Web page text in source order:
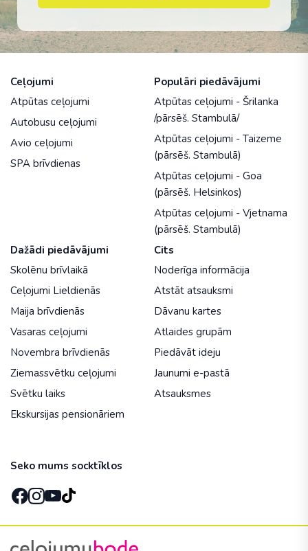
Ceļojumi
Atpūtas ceļojumi
Autobusu ceļojumi
Avio ceļojumi
SPA brīvdienas
Populāri piedāvājumi
Atpūtas ceļojumi - Šrilanka
/pārsēš. Stambulā/
Atpūtas ceļojumi - Taizeme
(pārsēš. Stambulā)
Atpūtas ceļojumi - Goa
(pārsēš. Helsinkos)
Atpūtas ceļojumi - Vjetnama
(pārsēš. Stambulā)
Dažādi piedāvājumi
Skolēnu brīvlaikā
Ceļojumi Lieldienās
Maija brīvdienās
Vasaras ceļojumi
Novembra brīvdienās
Ziemassvētku ceļojumi
Svētku laiks
Ekskursijas pensionāriem
Cits
Noderīga informācija
Atstāt atsauksmi
Dāvanu kartes
Atlaides grupām
Piedāvāt ideju
Jaunumi e-pastā
Atsauksmes
Seko mums socktīklos